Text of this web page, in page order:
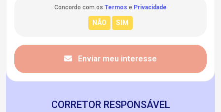
Concordo com os Termos e Privacidade
Enviar meu interesse
CORRETOR RESPONSÁVEL